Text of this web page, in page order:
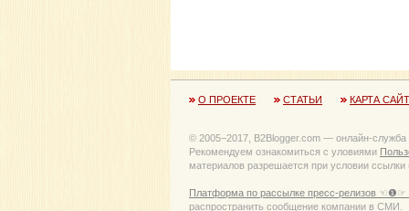
О ПРОЕКТЕ СТАТЬИ КАРТА
© 2005−2017, B2Blogger.com — онлайн-служба
Рекомендуем ознакомиться с уловиями
материалов разрешается при условии
Платформа по рассылке пресс-релизов ☜❶☞
распространить сообщение компании в СМИ.